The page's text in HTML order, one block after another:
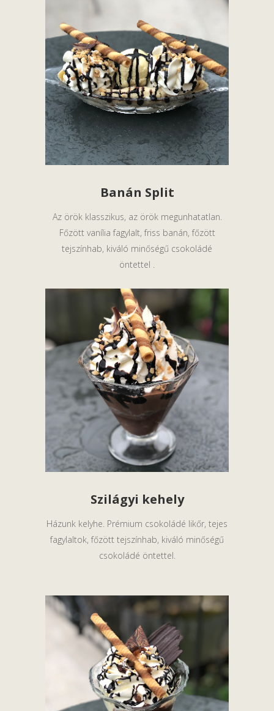
Banán Split
Az örök klasszikus, az örök megunhatatlan.
Főzött vanília fagylalt, friss banán, főzött
tejszínhab, kiváló minőségű csokoládé
öntettel .
Szilágyi kehely
Házunk kelyhe. Prémium csokoládé likőr, tejes
fagylaltok, főzött tejszínhab, kiváló minőségű
csokoládé öntettel.